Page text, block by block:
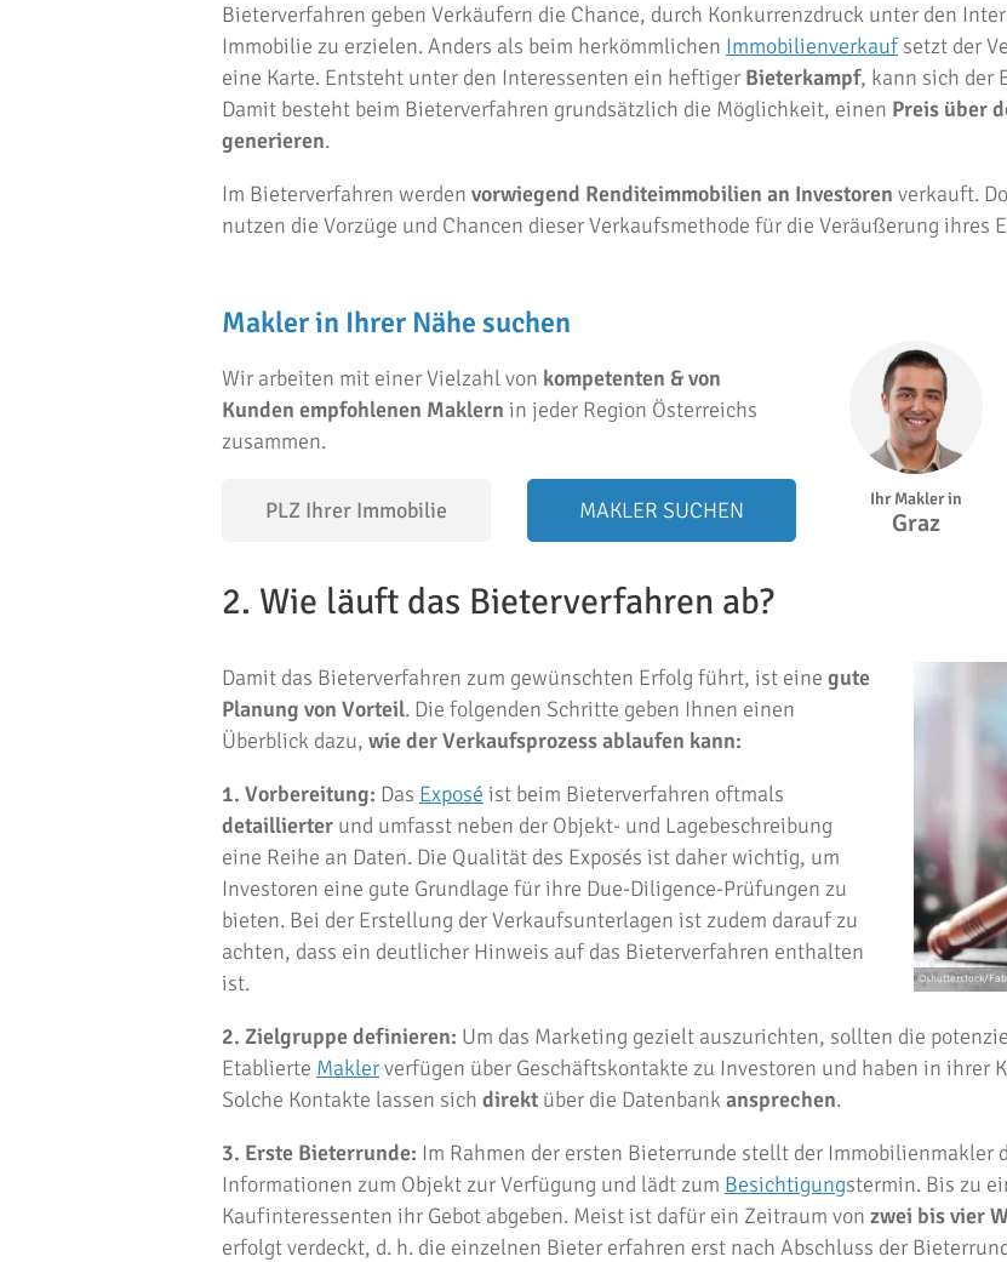
Bieterverfahren geben Verkäufern die Chance, durch Konkurrenzdruck unter den
Immobilie zu erzielen. Anders als beim herkömmlichen Immobilienverkaufsetzt der
eine Karte. Entsteht unter den Interessenten ein heftiger Bieterkampf, kann sich der
Damit besteht beim Bieterverfahren grundsätzlich die Möglichkeit, einen Preis über
generieren.
Im Bieterverfahren werden vorwiegend Renditeimmobilien an Investoren verkauft.
nutzen die Vorzüge und Chancen dieser Verkaufsmethode für die Veräußerung ihres
Makler in Ihrer Nähe suchen
Wir arbeiten mit einer Vielzahl von kompetenten & von
Kunden empfohlenen Maklern in jeder Region Österreichs
zusammen.
MAKLER SUCHEN Ihr Makler in
Graz
2. Wie läuft das Bieterverfahren ab?
Damit das Bieterverfahren zum gewünschten Erfolg führt, ist eine gute
Planung von Vorteil. Die folgenden Schritte geben Ihnen einen
Überblick dazu, wie der Verkaufsprozess ablaufen kann:
1. Vorbereitung: Das Exposé ist beim Bieterverfahren oftmals
detaillierter und umfasst neben der Objekt- und Lagebeschreibung
eine Reihe an Daten. Die Qualität des Exposés ist daher wichtig, um
Investoren eine gute Grundlage für ihre Due-Diligence-Prüfungen zu
bieten. Bei der Erstellung der Verkaufsunterlagen ist zudem darauf zu
achten, dass ein deutlicher Hinweis auf das Bieterverfahren enthalten
ist.
2. Zielgruppe definieren: Um das Marketing gezielt auszurichten, sollten die
Etablierte Maklerverfügen über Geschäftskontakte zu Investoren und haben in ihrer
Solche Kontakte lassen sich direkt über die Datenbank ansprechen.
3. Erste Bieterrunde: Im Rahmen der ersten Bieterrunde stellt der Immobilienmakler
Informationen zum Objekt zur Verfügung und lädt zum Besichtigungstermin. Bis zu
Kaufinteressenten ihr Gebot abgeben. Meist ist dafür ein Zeitraum von zwei bis vier
erfolgt verdeckt, d. h. die einzelnen Bieter erfahren erst nach Abschluss der